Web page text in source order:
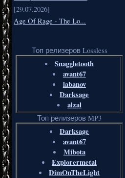
[29.07.2026]
Age Of Rage - The Lo...
Топ релизеров Lossless
Snaggletooth
avant67
labanov
Darksage
alzal
Топ релизеров MP3
Darksage
avant67
Mibota
Explorermetal
DimOnTheLight